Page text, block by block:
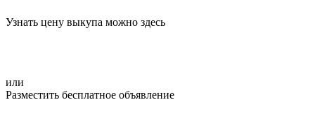
Узнать цену выкупа можно здесь
или
Разместить бесплатное объявление